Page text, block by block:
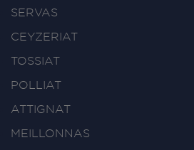
SERVAS
CEYZERIAT
TOSSIAT
POLLIAT
ATTIGNAT
MEILLONNAS